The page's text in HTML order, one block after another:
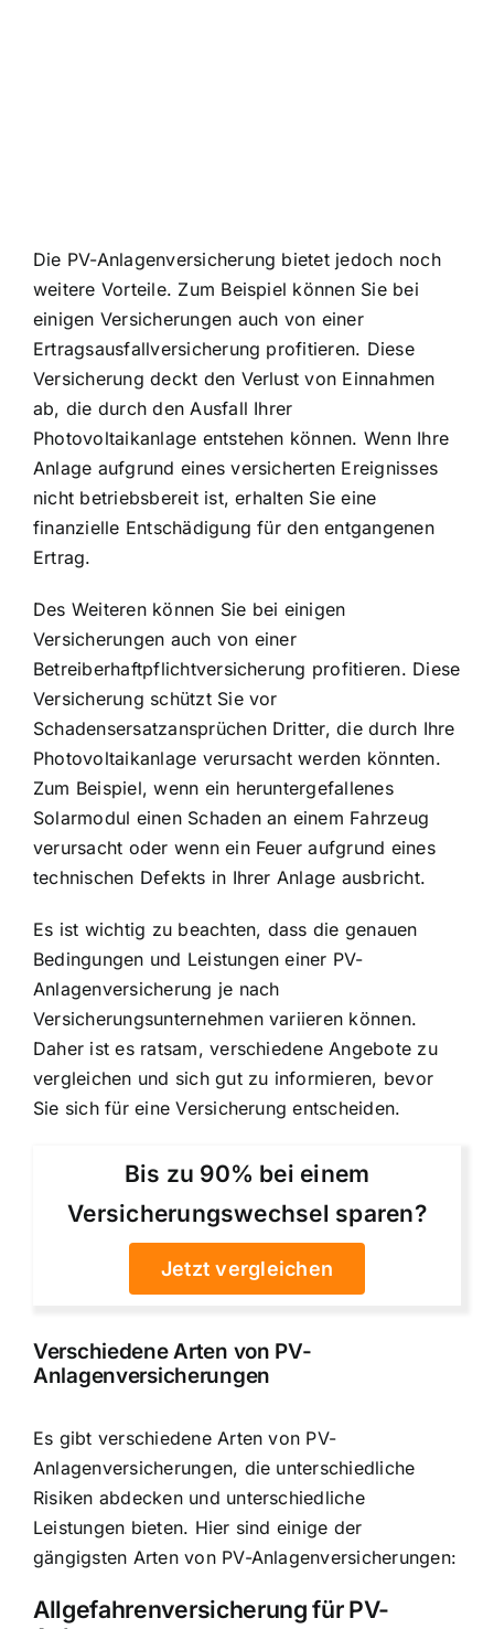
Die PV-Anlagenversicherung bietet jedoch noch
weitere Vorteile. Zum Beispiel können Sie bei
einigen Versicherungen auch von einer
Ertragsausfallversicherung profitieren. Diese
Versicherung deckt den Verlust von Einnahmen
ab, die durch den Ausfall Ihrer
Photovoltaikanlage entstehen können. Wenn Ihre
Anlage aufgrund eines versicherten Ereignisses
nicht betriebsbereit ist, erhalten Sie eine
finanzielle Entschädigung für den entgangenen
Ertrag.
Des Weiteren können Sie bei einigen
Versicherungen auch von einer
Betreiberhaftpflichtversicherung profitieren. Diese
Versicherung schützt Sie vor
Schadensersatzansprüchen Dritter, die durch Ihre
Photovoltaikanlage verursacht werden könnten.
Zum Beispiel, wenn ein heruntergefallenes
Solarmodul einen Schaden an einem Fahrzeug
verursacht oder wenn ein Feuer aufgrund eines
technischen Defekts in Ihrer Anlage ausbricht.
Es ist wichtig zu beachten, dass die genauen
Bedingungen und Leistungen einer PV-
Anlagenversicherung je nach
Versicherungsunternehmen variieren können.
Daher ist es ratsam, verschiedene Angebote zu
vergleichen und sich gut zu informieren, bevor
Sie sich für eine Versicherung entscheiden.
Bis zu 90% bei einem
Versicherungswechsel sparen?
Jetzt vergleichen
Verschiedene Arten von PV-
Anlagenversicherungen
Es gibt verschiedene Arten von PV-
Anlagenversicherungen, die unterschiedliche
Risiken abdecken und unterschiedliche
Leistungen bieten. Hier sind einige der
gängigsten Arten von PV-Anlagenversicherungen:
Allgefahrenversicherung für PV-